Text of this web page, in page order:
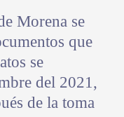
Morena se
que
se
del 2021,
de la toma